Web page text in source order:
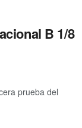
B 1/8
prueba del